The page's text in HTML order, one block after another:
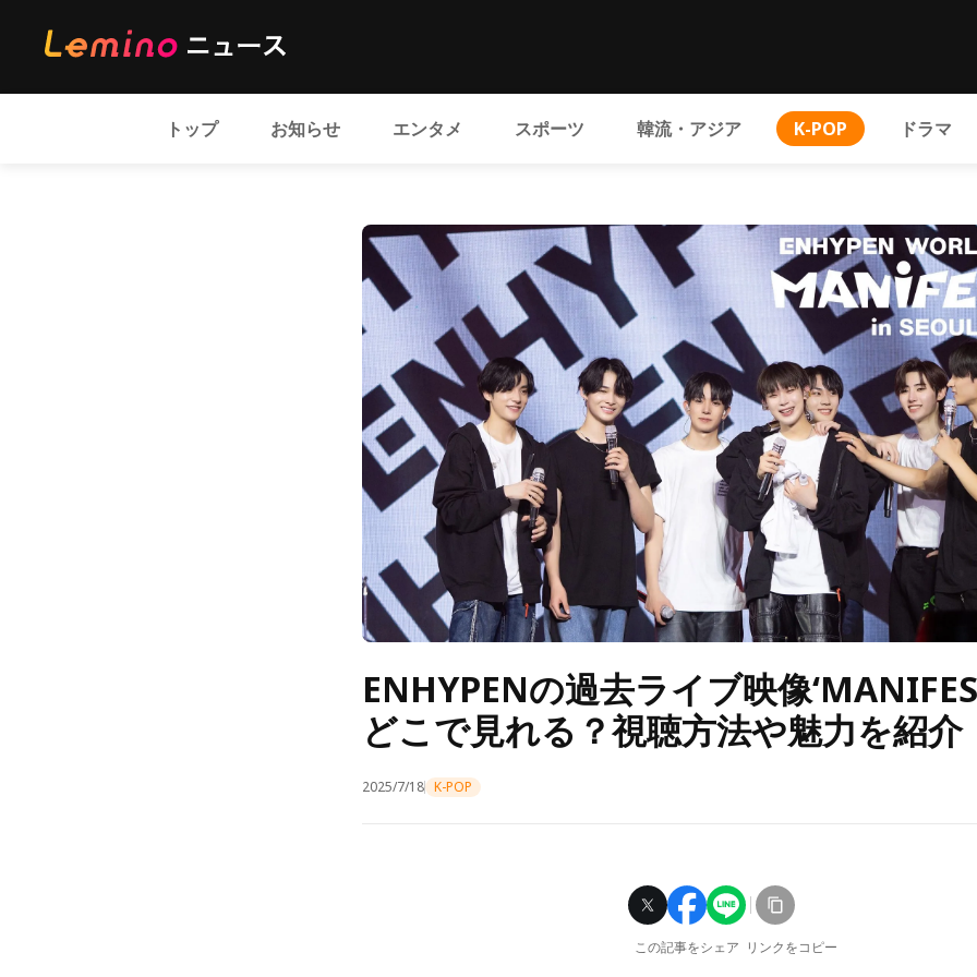
トップ お知らせ エンタメ スポーツ 韓流・アジア K-POP ドラマ
ENHYPENの過去ライブ映像
どこで見れる？視聴方法や魅力を紹介
2025/7/18 K-POP
この記事をシェア リンクをコピー